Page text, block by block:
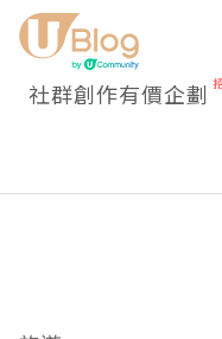
社群創作有價企劃